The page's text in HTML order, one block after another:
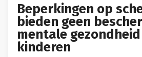
Beperkingen op
bieden geen
mentale
kinderen